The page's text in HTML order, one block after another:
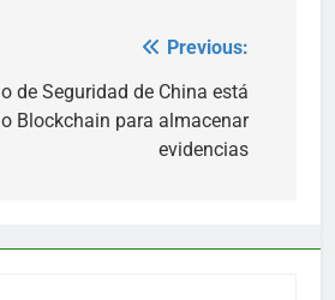
Previous:
de Seguridad de China está
Blockchain para almacenar
evidencias